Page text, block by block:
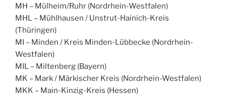
MH – Mülheim/Ruhr (Nordrhein-Westfalen)
MHL – Mühlhausen / Unstrut-Hainich-Kreis
(Thüringen)
MI – Minden / Kreis Minden-Lübbecke (Nordrhein-
Westfalen)
MIL – Miltenberg (Bayern)
MK – Mark / Märkischer Kreis (Nordrhein-Westfalen)
MKK – Main-Kinzig-Kreis (Hessen)